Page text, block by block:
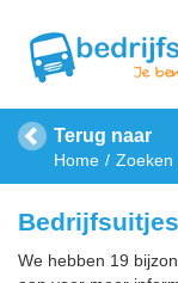
Terug naar
Home Zoeken
We hebben 19